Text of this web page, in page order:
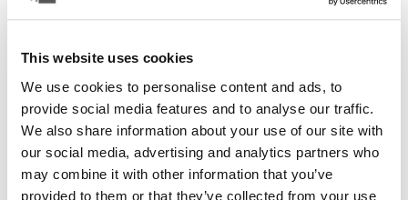
This website uses cookies
We use cookies to personalise content and ads, to
provide social media features and to analyse our traffic.
We also share information about your use of our site with
our social media, advertising and analytics partners who
may combine it with other information that you’ve
provided to them or that they’ve collected from your use
Otros productos